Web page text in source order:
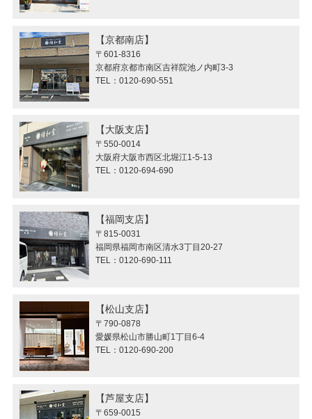
京都南店
〒601-8316
京都府京都市南区吉祥院池ノ内町3-3
TEL：0120-690-551
大阪支店
〒550-0014
大阪府大阪市西区北堀江1-5-13
TEL：0120-694-690
福岡支店
〒815-0031
福岡県福岡市南区清水3丁目20-27
TEL：0120-690-111
松山支店
〒790-0878
愛媛県松山市勝山町1丁目6-4
TEL：0120-690-200
芦屋支店
〒659-0015